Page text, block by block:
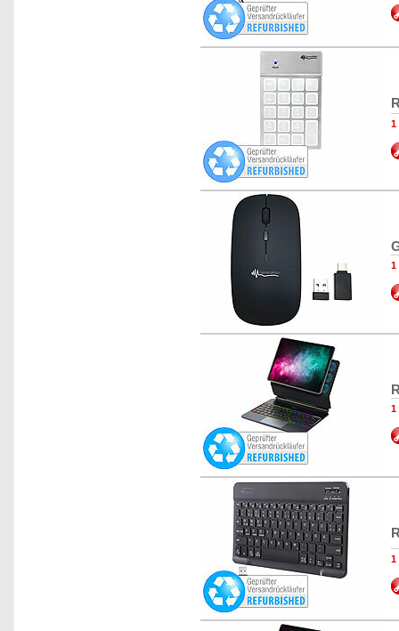
1
1
1
1